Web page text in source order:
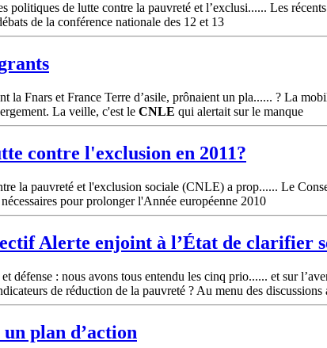
de lutte contre la pauvreté et l’exclusi...... Les
de la conférence nationale des 12 et 13
Fnars et France Terre d’asile, prônaient un pla...... ? La
La veille, c'est le CNLE qui alertait sur le manque
contre l'exclusion en 2011?
la pauvreté et l'exclusion sociale (CNLE) a prop...... Le
pour prolonger l'Année européenne 2010
Alerte enjoint à l’État de clarifier
: nous avons tous entendu les cinq prio...... et sur
de réduction de la pauvreté ? Au menu des discussions
plan d’action